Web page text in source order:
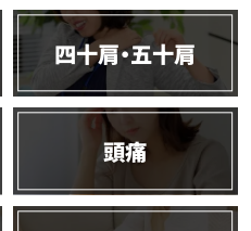
四十肩・五十肩
頭痛